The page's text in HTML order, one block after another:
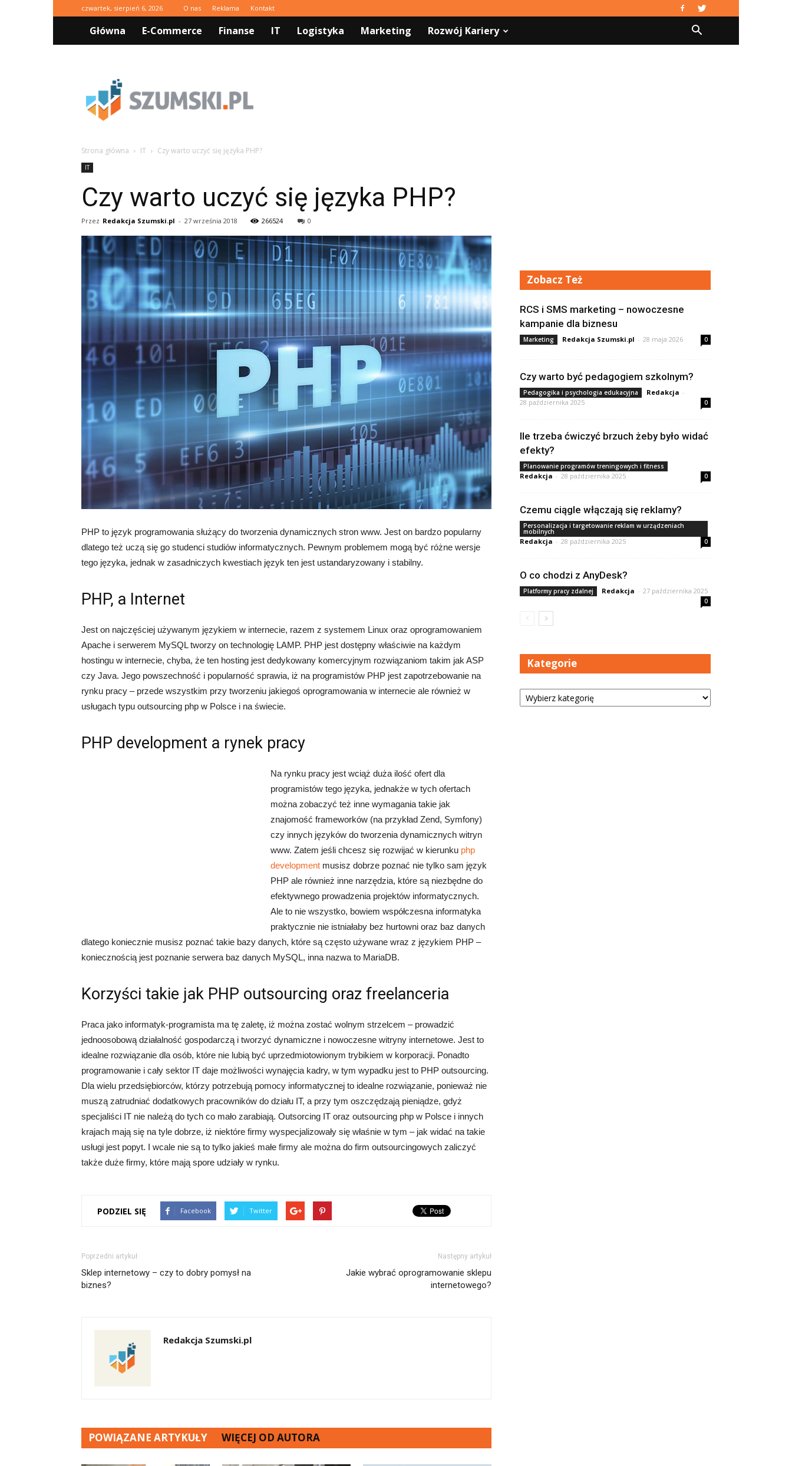
czwartek, sierpień 6, 2026 O nas Reklama Kontakt
Główna E-Commerce Finanse IT Logistyka Marketing Rozwój Kariery
Strona główna IT Czy warto uczyć się języka PHP?
IT
Czy warto uczyć się języka PHP?
Przez Redakcja Szumski.pl - 27 września 2018 266524 0
PHP to język programowania służący do tworzenia dynamicznych stron www. Jest on bardzo popularny
dlatego też uczą się go studenci studiów informatycznych. Pewnym problemem mogą być różne wersje
tego języka, jednak w zasadniczych kwestiach język ten jest ustandaryzowany i stabilny.
PHP, a Internet
Jest on najczęściej używanym językiem w internecie, razem z systemem Linux oraz oprogramowaniem
Apache i serwerem MySQL tworzy on technologię LAMP. PHP jest dostępny właściwie na każdym
hostingu w internecie, chyba, że ten hosting jest dedykowany komercyjnym rozwiązaniom takim jak ASP
czy Java. Jego powszechność i popularność sprawia, iż na programistów PHP jest zapotrzebowanie na
rynku pracy – przede wszystkim przy tworzeniu jakiegoś oprogramowania w internecie ale również w
usługach typu outsourcing php w Polsce i na świecie.
PHP development a rynek pracy
Na rynku pracy jest wciąż duża ilość ofert dla
programistów tego języka, jednakże w tych ofertach
można zobaczyć też inne wymagania takie jak
znajomość frameworków (na przykład Zend, Symfony)
czy innych języków do tworzenia dynamicznych witryn
www. Zatem jeśli chcesz się rozwijać w kierunku php
development musisz dobrze poznać nie tylko sam język
PHP ale również inne narzędzia, które są niezbędne do
efektywnego prowadzenia projektów informatycznych.
Ale to nie wszystko, bowiem współczesna informatyka
praktycznie nie istniałaby bez hurtowni oraz baz danych
dlatego koniecznie musisz poznać takie bazy danych, które są często używane wraz z językiem PHP –
koniecznością jest poznanie serwera baz danych MySQL, inna nazwa to MariaDB.
Korzyści takie jak PHP outsourcing oraz freelanceria
Praca jako informatyk-programista ma tę zaletę, iż można zostać wolnym strzelcem – prowadzić
jednoosobową działalność gospodarczą i tworzyć dynamiczne i nowoczesne witryny internetowe. Jest to
idealne rozwiązanie dla osób, które nie lubią być uprzedmiotowionym trybikiem w korporacji. Ponadto
programowanie i cały sektor IT daje możliwości wynajęcia kadry, w tym wypadku jest to PHP outsourcing.
Dla wielu przedsiębiorców, którzy potrzebują pomocy informatycznej to idealne rozwiązanie, ponieważ nie
muszą zatrudniać dodatkowych pracowników do działu IT, a przy tym oszczędzają pieniądze, gdyż
specjaliści IT nie należą do tych co mało zarabiają. Outsorcing IT oraz outsourcing php w Polsce i innych
krajach mają się na tyle dobrze, iż niektóre firmy wyspecjalizowały się właśnie w tym – jak widać na takie
usługi jest popyt. I wcale nie są to tylko jakieś małe firmy ale można do firm outsourcingowych zaliczyć
także duże firmy, które mają spore udziały w rynku.
PODZIEL SIĘ Facebook Twitter
Poprzedni artykuł
Sklep internetowy – czy to dobry pomysł na
biznes?
Następny artykuł
Jakie wybrać oprogramowanie sklepu
internetowego?
Redakcja Szumski.pl
POWIĄZANE ARTYKUŁY WIĘCEJ OD AUTORA
Zobacz Też
RCS i SMS marketing – nowoczesne
kampanie dla biznesu
Marketing Redakcja Szumski.pl - 28 maja 2026 0
Czy warto być pedagogiem szkolnym?
Pedagogika i psychologia edukacyjna Redakcja -
28 października 2025
0
Ile trzeba ćwiczyć brzuch żeby było widać
efekty?
Planowanie programów treningowych i fitness
Redakcja - 28 października 2025 0
Czemu ciągle włączają się reklamy?
Personalizacja i targetowanie reklam w urządzeniach
mobilnych
Redakcja - 28 października 2025 0
O co chodzi z AnyDesk?
Platformy pracy zdalnej Redakcja - 27 października 2025
0
Kategorie
Kategorie